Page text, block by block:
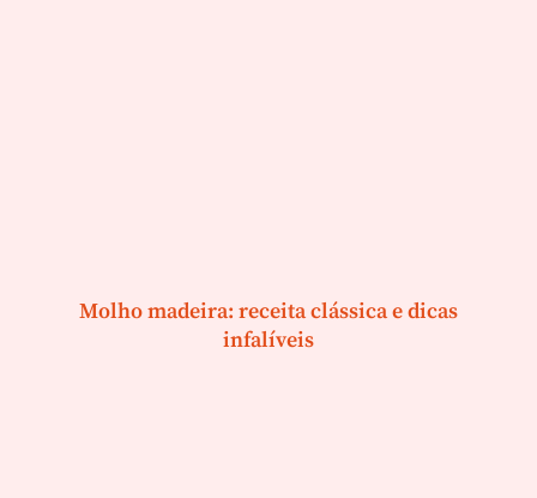
Molho madeira: receita clássica e dicas
infalíveis